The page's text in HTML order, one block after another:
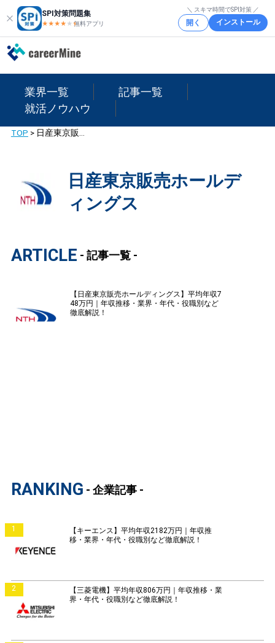
SPI対策問題集
★★★★ ★★
無料アプリ
＼ スキマ時間でSPI対策 ／
開く インストール
業界一覧
記事一覧
就活ノウハウ
TOP >
日産東京販売ホールデ
ィングス
ARTICLE - 記事一覧 -
【日産東京販売ホールディングス】平均年収7
48万円｜年収推移・業界・年代・役職別など
徹底解説！
RANKING - 企業記事 -
1
【キーエンス】平均年収2182万円｜年収推
移・業界・年代・役職別など徹底解説！
2
【三菱電機】平均年収806万円｜年収推移・業
界・年代・役職別など徹底解説！